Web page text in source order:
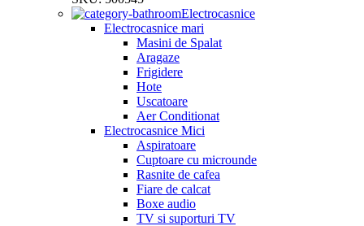
Electrocasnice
Electrocasnice mari
Masini de Spalat
Aragaze
Frigidere
Hote
Uscatoare
Aer Conditionat
Electrocasnice Mici
Aspiratoare
Cuptoare cu microunde
Rasnite de cafea
Fiare de calcat
Boxe audio
TV si suporturi TV